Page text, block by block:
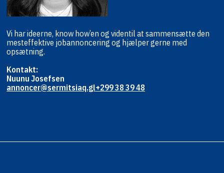
Vi har ideerne, know how’en og videntil at sammensætte den
mesteffektive jobannoncering og hjælpergerne med
opsætning.
Kontakt:
Nuunu Josefsen
annoncer@sermitsiaq.gl+299 38 39 48